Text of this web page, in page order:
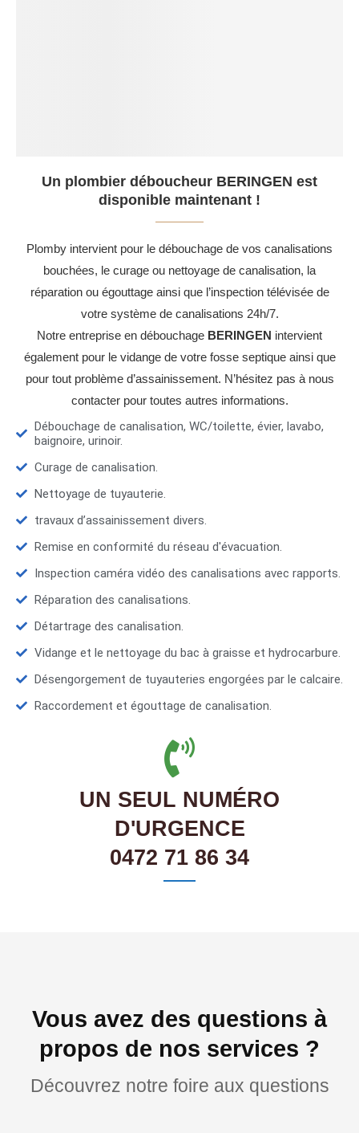
Un plombier déboucheur BERINGEN est
disponible maintenant !
Plomby intervient pour le débouchage de vos canalisations
bouchées, le curage ou nettoyage de canalisation, la
réparation ou égouttage ainsi que l’inspection télévisée de
votre système de canalisations 24h/7.
Notre entreprise en débouchage BERINGEN intervient
également pour le vidange de votre fosse septique ainsi que
pour tout problème d’assainissement. N’hésitez pas à nous
contacter pour toutes autres informations.
Débouchage de canalisation, WC/toilette, évier, lavabo,
baignoire, urinoir.
Curage de canalisation.
Nettoyage de tuyauterie.
travaux d’assainissement divers.
Remise en conformité du réseau d'évacuation.
Inspection caméra vidéo des canalisations avec rapports.
Réparation des canalisations.
Détartrage des canalisation.
Vidange et le nettoyage du bac à graisse et hydrocarbure.
Désengorgement de tuyauteries engorgées par le calcaire.
Raccordement et égouttage de canalisation.
UN SEUL NUMÉRO
D'URGENCE
0472 71 86 34
Vous avez des questions à
propos de nos services ?
Découvrez notre foire aux questions